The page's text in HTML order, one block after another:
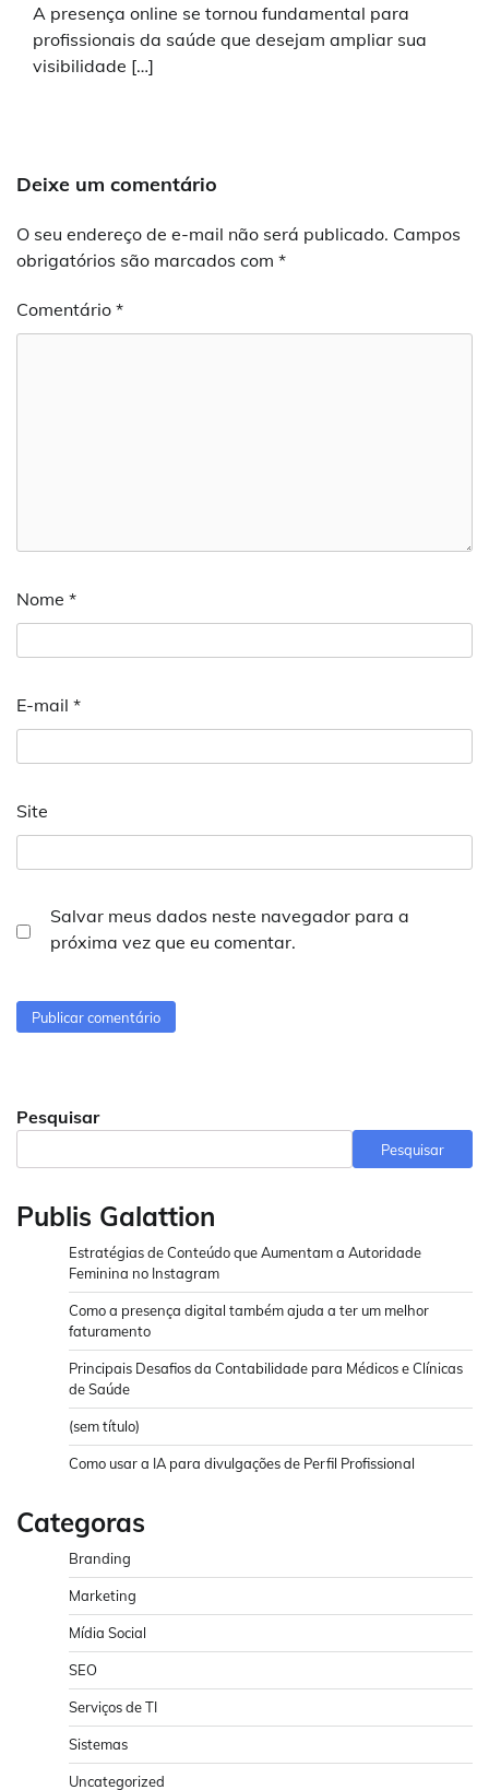
A presença online se tornou fundamental para
profissionais da saúde que desejam ampliar sua
visibilidade […]
Deixe um comentário
O seu endereço de e-mail não será publicado. Campos
obrigatórios são marcados com *
Comentário *
Nome *
E-mail *
Site
Salvar meus dados neste navegador para a
próxima vez que eu comentar.
Pesquisar
Pesquisar
Publis Galattion
Estratégias de Conteúdo que Aumentam a Autoridade
Feminina no Instagram
Como a presença digital também ajuda a ter um melhor
faturamento
Principais Desafios da Contabilidade para Médicos e Clínicas
de Saúde
(sem título)
Como usar a IA para divulgações de Perfil Profissional
Categoras
Branding
Marketing
Mídia Social
SEO
Serviços de TI
Sistemas
Uncategorized